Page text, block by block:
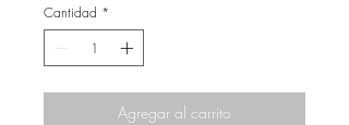
Cantidad *
Agregar al carrito